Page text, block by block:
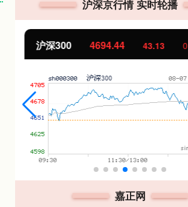
沪深京行情 实时轮播
北证50 1134.24 11.37
嘉正网